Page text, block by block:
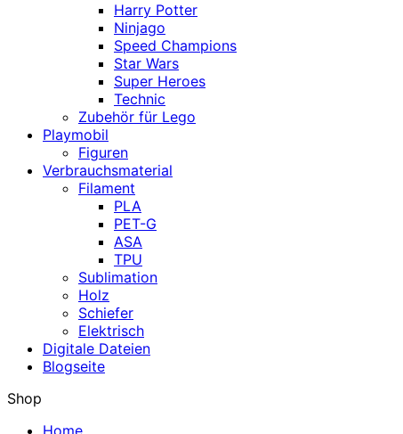
Harry Potter
Ninjago
Speed Champions
Star Wars
Super Heroes
Technic
Zubehör für Lego
Playmobil
Figuren
Verbrauchsmaterial
Filament
PLA
PET-G
ASA
TPU
Sublimation
Holz
Schiefer
Elektrisch
Digitale Dateien
Blogseite
Shop
Home